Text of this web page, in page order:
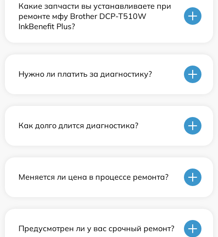
Какие запчасти вы устанавливаете при
ремонте мфу Brother DCP-T510W
InkBenefit Plus?
Нужно ли платить за диагностику?
Как долго длится диагностика?
Меняется ли цена в процессе ремонта?
Предусмотрен ли у вас срочный ремонт?